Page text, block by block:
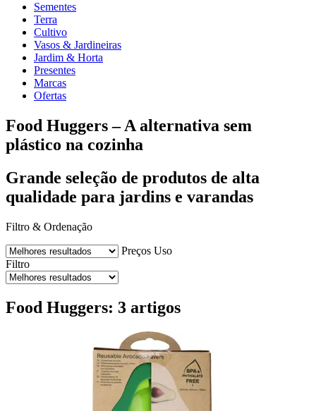
Sementes
Terra
Cultivo
Vasos & Jardineiras
Jardim & Horta
Presentes
Marcas
Ofertas
Food Huggers – A alternativa sem
plástico na cozinha
Grande seleção de produtos de alta
qualidade para jardins e varandas
Filtro & Ordenação
Preços Uso
Filtro
Food Huggers: 3 artigos